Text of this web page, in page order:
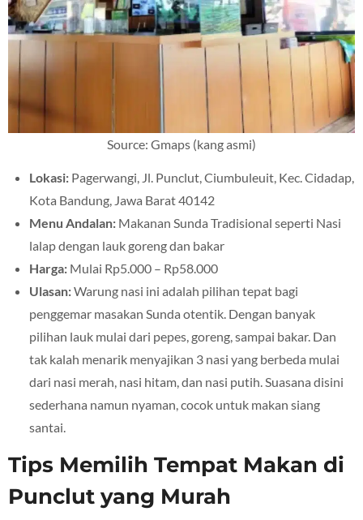
Source: Gmaps (kang asmi)
Lokasi: Pagerwangi, Jl. Punclut, Ciumbuleuit, Kec. Cidadap,
Kota Bandung, Jawa Barat 40142
Menu Andalan: Makanan Sunda Tradisional seperti Nasi
lalap dengan lauk goreng dan bakar
Harga: Mulai Rp5.000 – Rp58.000
Ulasan:Warung nasi ini adalah pilihan tepat bagi
penggemar masakan Sunda otentik. Dengan banyak
pilihan lauk mulai dari pepes, goreng, sampai bakar. Dan
tak kalah menarik menyajikan 3 nasi yang berbeda mulai
dari nasi merah, nasi hitam, dan nasi putih. Suasana disini
sederhana namun nyaman, cocok untuk makan siang
santai.
Tips Memilih Tempat Makan di
Punclut yang Murah